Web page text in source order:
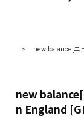
>
new balance[ニ
new balance[
n England